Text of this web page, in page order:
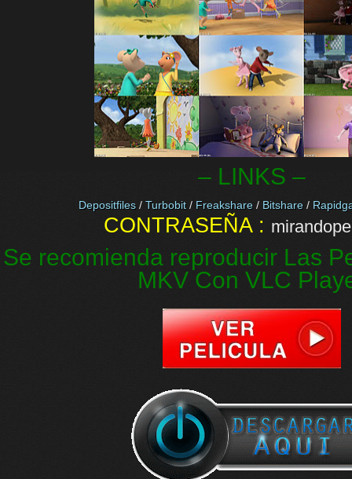
– LINKS –
Depositfiles/ Turbobit/ Freakshare/ Bitshare/
CONTRASEÑA :
Se recomienda reproducir Las
MKV Con VLC